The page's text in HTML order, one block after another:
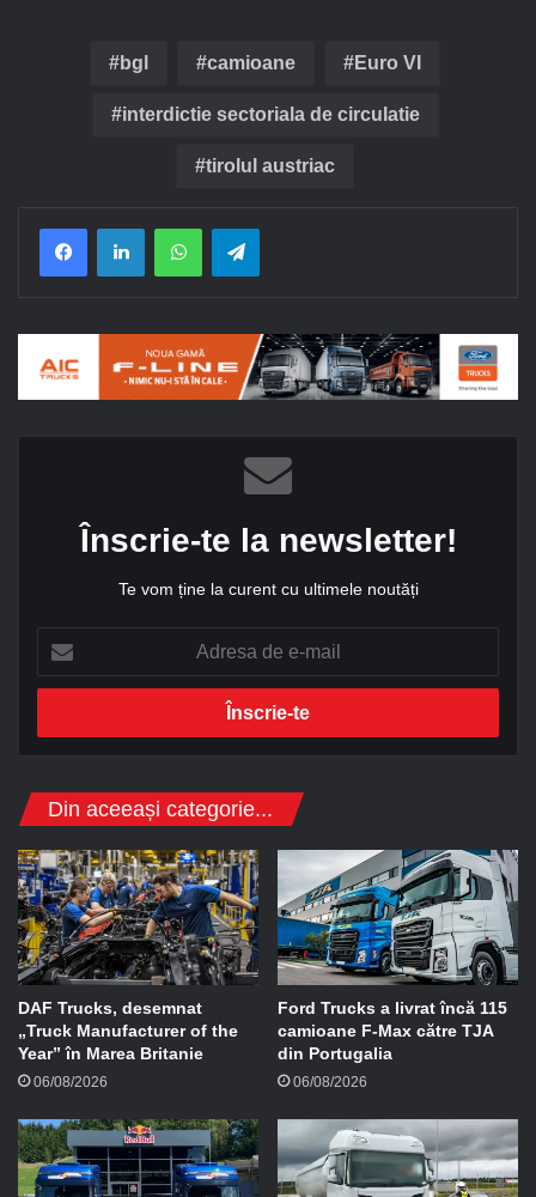
bgl camioane Euro VI
interdictie sectoriala de circulatie
tirolul austriac
Înscrie-te la newsletter!
Te vom ține la curent cu ultimele noutăți
r
s
d
-
m
a
i
l
Din aceeași categorie...
DAF Trucks, desemnat
„Truck Manufacturer of the
Year” în Marea Britanie
06/08/2026
Ford Trucks a livrat încă 115
camioane F-Max către TJA
din Portugalia
06/08/2026